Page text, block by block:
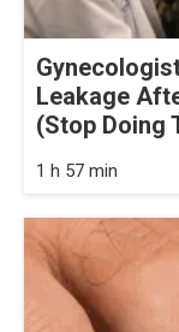
Leakage
(Stop Doing
1 h 57 min